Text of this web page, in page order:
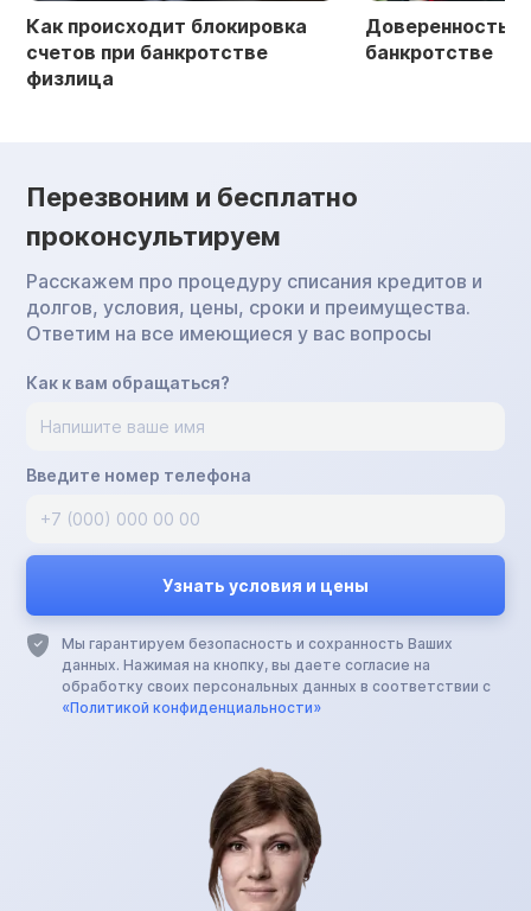
Как происходит блокировка
счетов при банкротстве
физлица
Доверенность
банкротстве
Перезвоним и бесплатно
проконсультируем
Расскажем про процедуру списания кредитов и
долгов, условия, цены, сроки и преимущества.
Ответим на все имеющиеся у вас вопросы
Как к вам обращаться?
Введите номер телефона
Мы гарантируем безопасность и сохранность Ваших
данных. Нажимая на кнопку, вы даете согласие на
обработку своих персональных данных в соответствии с
«Политикой конфиденциальности»